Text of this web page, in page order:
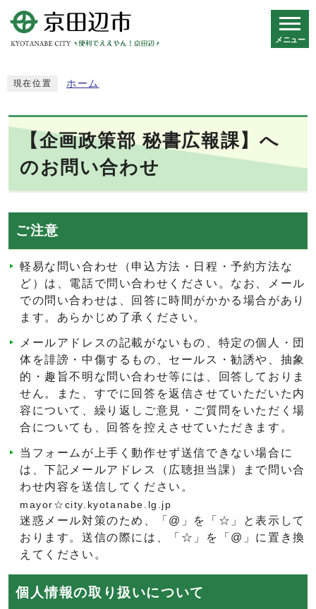
メニュー
現在位置 ホーム
【企画政策部 秘書広報課】へ
のお問い合わせ
ご注意
軽易な問い合わせ（申込方法・日程・予約方法な
ど）は、電話で問い合わせください。なお、メール
での問い合わせは、回答に時間がかかる場合があり
ます。あらかじめ了承ください。
メールアドレスの記載がないもの、特定の個人・団
体を誹謗・中傷するもの、セールス・勧誘や、抽象
的・趣旨不明な問い合わせ等には、回答しておりま
せん。また、すでに回答を返信させていただいた内
容について、繰り返しご意見・ご質問をいただく場
合についても、回答を控えさせていただきます。
当フォームが上手く動作せず送信できない場合に
は、下記メールアドレス（広聴担当課）まで問い合
わせ内容を送信してください。
mayor☆city.kyotanabe.lg.jp
迷惑メール対策のため、「@」を「☆」と表示して
おります。送信の際には、「☆」を「@」に置き換
えてください。
個人情報の取り扱いについて